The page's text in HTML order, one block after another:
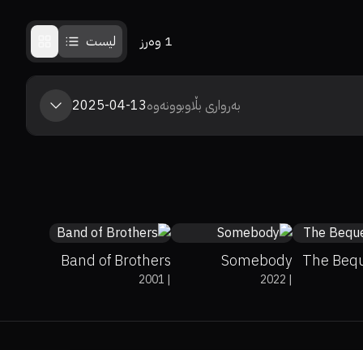
1 وەرز لیست
بەرواری بڵاوبوونەوە2025-04-13
The
Somebody
|
2022
Band of Brothers
|
2001